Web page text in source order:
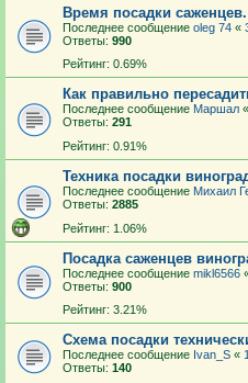
Время посадки саженцев.
Последнее сообщение oleg 74 «
Ответы: 990
Рейтинг: 0.69%
Как правильно
Последнее сообщение Маршал «
Ответы: 291
Рейтинг: 0.91%
Техника посадки
Последнее сообщение Михаил
Ответы: 2885
Рейтинг: 1.06%
Посадка саженцев
Последнее сообщение mikl6566
Ответы: 900
Рейтинг: 3.21%
Схема посадки
Последнее сообщение Ivan_S «
Ответы: 140